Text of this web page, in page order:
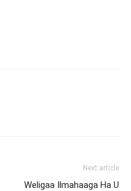
Next article
Weligaa Ilmahaaga Ha U